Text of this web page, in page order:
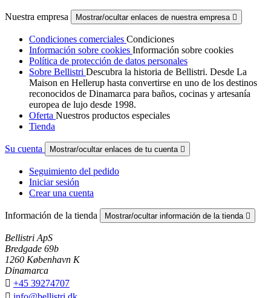
Nuestra empresa Mostrar/ocultar enlaces de nuestra empresa 
Condiciones comerciales Condiciones
Información sobre cookies Información sobre cookies
Política de protección de datos personales
Sobre Bellistri Descubra la historia de Bellistri. Desde La
Maison en Hellerup hasta convertirse en uno de los destinos
reconocidos de Dinamarca para baños, cocinas y artesanía
europea de lujo desde 1998.
Oferta Nuestros productos especiales
Tienda
Su cuenta Mostrar/ocultar enlaces de tu cuenta 
Seguimiento del pedido
Iniciar sesión
Crear una cuenta
Información de la tienda Mostrar/ocultar información de la tienda 
Bellistri ApS
Bredgade 69b
1260 København K
Dinamarca
 +45 39274707